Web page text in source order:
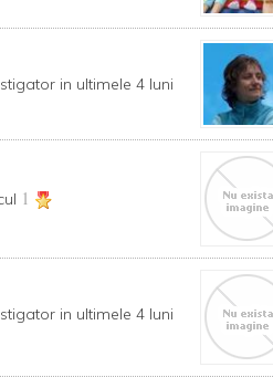
in ultimele 4 luni
1
in ultimele 4 luni